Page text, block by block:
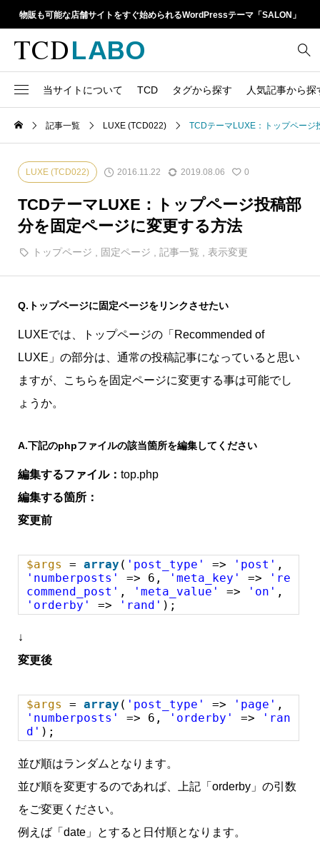
物販も可能な店舗サイトをすぐ始められるWordPressテーマ「SALON」
当サイトについて TCD タグから探す 人気記事から探
1カラム
Google Map
h1 14
iframe 17
meta description 21
meta title 39
retinaディスプレイ
SNSアイコン
TCDクラシックエディタ
ラグイン
Welcart
TCD LABOとは
TCDテーマ一覧
ファイルの編集方法
WordPressテーマ比較
人気ランキング
アップデート情報
よくあるご質問
記事一覧 LUXE (TCD022) TCDテーマLUXE：トップページ
LUXE (TCD022) 2016.11.22 2019.08.06 0
TCDテーマLUXE：トップページ投稿部
分を固定ページに変更する方法
トップページ , 固定ページ , 記事一覧 , 表示変更
Q. トップページに固定ページをリンクさせたい
LUXEでは、トップページの「Recommended of
LUXE」の部分は、通常の投稿記事になっていると思い
ますが、こちらを固定ページに変更する事は可能でし
ょうか。
A.下記のphpファイルの該当箇所を編集してください
編集するファイル： top.php
編集する箇所：
変更前
$args = array ( 'post_type' => 'post' ,
'numberposts'
=> 6, 'meta_key' =>
're
commend_post' , 'meta_value' => 'on' ,
'orderby'
=> 'rand' );
↓
変更後
$args = array ( 'post_type' => 'page' ,
'numberposts'
=> 6, 'orderby' =>
'ran
d' );
並び順はランダムとなります。
並び順を変更するのであれば、上記「orderby」の引数
をご変更ください。
例えば「date」とすると日付順となります。